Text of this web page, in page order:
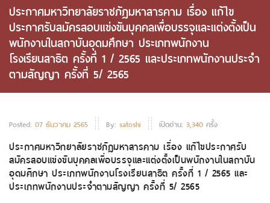
ประกาศมหาวิทยาลัยราชภัฏมหาสารคาม เรื่อง แก้ไข
ประกาศรับสมัครสอบแข่งขันบุคคลเพื่อบรรจุและแต่งตั้งเป็น
พนักงานในสถาบันอุดมศึกษา ประเภทพนักงาน
โรงเรียนสาธิต ครั้งที่ 1 / 2565 และประเภทพนักงานประจำ
ตามสัญญา ครั้งที่ 5/ 2565
Posted: 07 ธันวาคม 2565 By: satoshi เปิดอ่าน: 3,340 ครั้ง
ประกาศมหาวิทยาลัยราชภัฏมหาสารคาม เรื่อง แก้ไขประกาศรับ
สมัครสอบแข่งขันบุคคลเพื่อบรรจุและแต่งตั้งเป็นพนักงานในสถาบัน
อุดมศึกษา ประเภทพนักงานโรงเรียนสาธิต ครั้งที่ 1 / 2565 และ
ประเภทพนักงานประจำตามสัญญา ครั้งที่ 5/ 2565